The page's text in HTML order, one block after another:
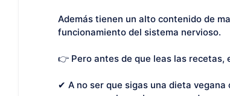
Además tienen un alto contenido de
funcionamiento del sistema nervioso.
👉 Pero antes de que leas las recetas,
✔ A no ser que sigas una dieta